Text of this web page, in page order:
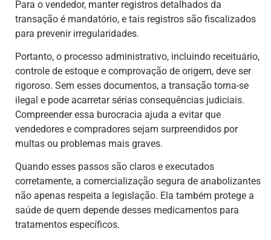
Para o vendedor, manter registros detalhados da
transação é mandatório, e tais registros são fiscalizados
para prevenir irregularidades.
Portanto, o processo administrativo, incluindo receituário,
controle de estoque e comprovação de origem, deve ser
rigoroso. Sem esses documentos, a transação torna-se
ilegal e pode acarretar sérias consequências judiciais.
Compreender essa burocracia ajuda a evitar que
vendedores e compradores sejam surpreendidos por
multas ou problemas mais graves.
Quando esses passos são claros e executados
corretamente, a comercialização segura de anabolizantes
não apenas respeita a legislação. Ela também protege a
saúde de quem depende desses medicamentos para
tratamentos específicos.